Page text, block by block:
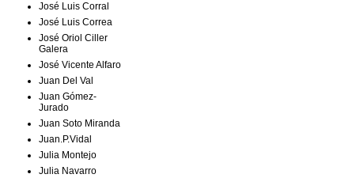
José Luis Corral
José Luis Correa
José Oriol Ciller
Galera
José Vicente Alfaro
Juan Del Val
Juan Gómez-
Jurado
Juan Soto Miranda
Juan.P.Vidal
Julia Montejo
Julia Navarro